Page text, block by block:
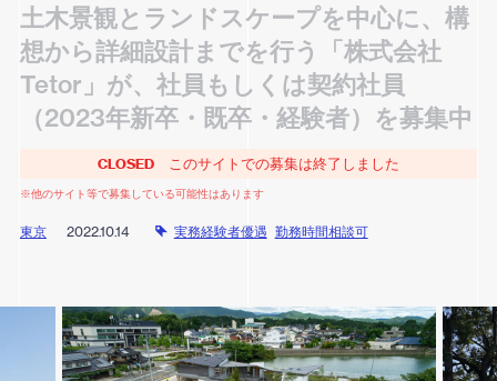
土木景観とランドスケープを中心に、構
想から詳細設計までを行う「株式会社
Tetor」が、社員もしくは契約社員
（2023年新卒・既卒・経験者）を募集中
CLOSED このサイトでの募集は終了しました
※他のサイト等で募集している可能性はあります
東京 2022.10.14 実務経験者優遇 勤務時間相談可